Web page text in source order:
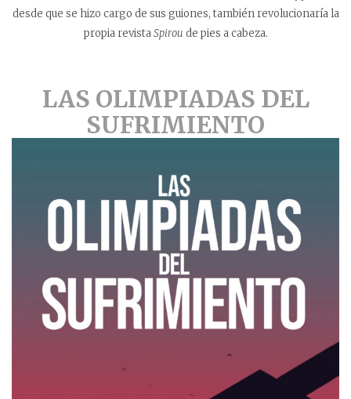
desde que se hizo cargo de sus guiones, también revolucionaría la
propia revistaSpirou de pies a cabeza.
LAS OLIMPIADAS DEL
SUFRIMIENTO